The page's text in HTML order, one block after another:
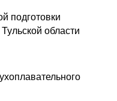
подготовки
области